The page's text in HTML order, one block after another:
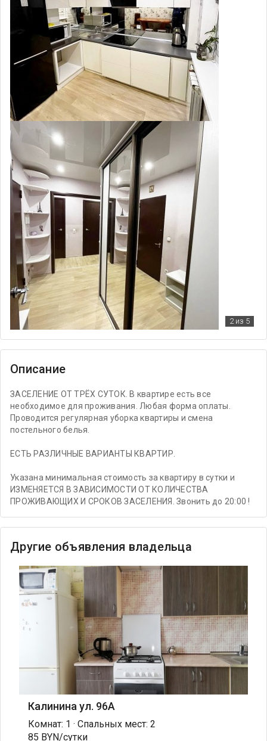
2из 5
Описание
ЗАСЕЛЕНИЕ ОТ ТРЁХ СУТОК. В квартире есть все
необходимое для проживания. Любая форма оплаты.
Проводится регулярная уборка квартиры и смена
постельного белья.
ЕСТЬ РАЗЛИЧНЫЕ ВАРИАНТЫ КВАРТИР.
Указана минимальная стоимость за квартиру в сутки и
ИЗМЕНЯЕТСЯ В ЗАВИСИМОСТИ ОТ КОЛИЧЕСТВА
ПРОЖИВАЮЩИХ И СРОКОВ ЗАСЕЛЕНИЯ. Звонить до 20:00 !
Другие объявления владельца
Калинина ул. 96А
Комнат: 1 · Спальных мест: 2
85 BYN/сутки